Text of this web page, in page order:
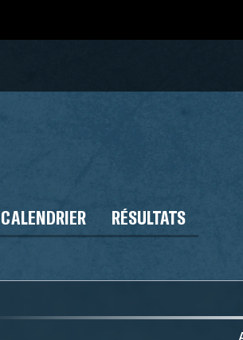
CALENDRIER RÉSULTATS